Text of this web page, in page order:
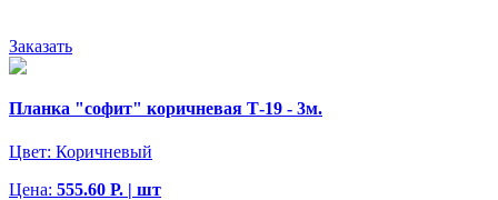
Заказать
Планка "софит" коричневая Т-19 - 3м.
Цвет: Коричневый
Цена: 555.60 Р. | шт